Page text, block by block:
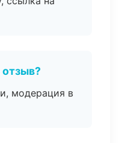
модерация в